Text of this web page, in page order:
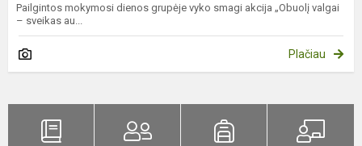
Pailgintos mokymosi dienos grupėje vyko smagi akcija „Obuolį valgai
– sveikas au...
Plačiau